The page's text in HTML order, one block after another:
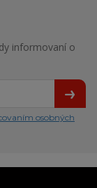
informovaní o
osobných